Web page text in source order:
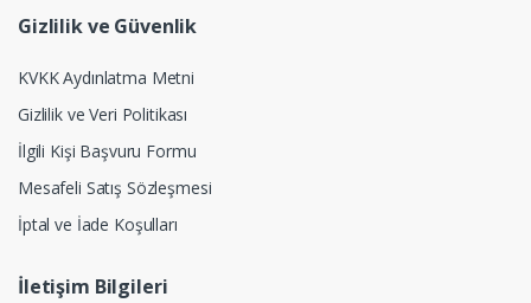
Gizlilik ve Güvenlik
KVKK Aydınlatma Metni
Gizlilik ve Veri Politikası
İlgili Kişi Başvuru Formu
Mesafeli Satış Sözleşmesi
İptal ve İade Koşulları
İletişim Bilgileri